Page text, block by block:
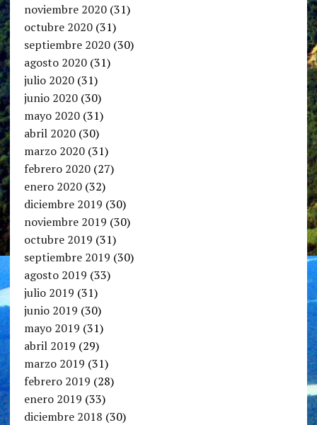
noviembre 2020(31)
octubre 2020(31)
septiembre 2020(30)
agosto 2020(31)
julio 2020(31)
junio 2020(30)
mayo 2020(31)
abril 2020(30)
marzo 2020(31)
febrero 2020(27)
enero 2020(32)
diciembre 2019 (30)
noviembre 2019 (30)
octubre 2019 (31)
septiembre 2019 (30)
agosto 2019 (33)
julio 2019 (31)
junio 2019 (30)
mayo 2019 (31)
abril 2019 (29)
marzo 2019 (31)
febrero 2019 (28)
enero 2019 (33)
diciembre 2018 (30)